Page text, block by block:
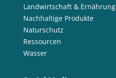
Landwirtschaft & Ernährung
Nachhaltige Produkte
Naturschutz
Ressourcen
Wasser